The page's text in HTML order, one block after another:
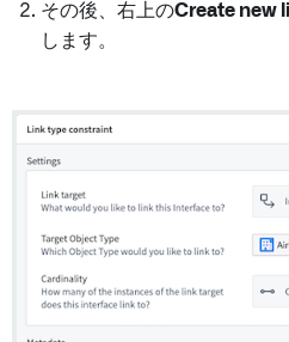
その後、右上のCreate new
します。